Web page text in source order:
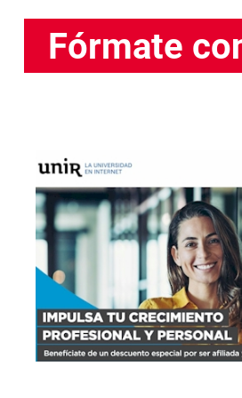
Fórmate